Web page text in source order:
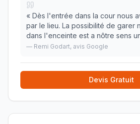
« Dès l'entrée dans la cour nous
par le lieu. La possibilité de garer
dans l'enceinte est a nôtre sens
L'accueil a la réception a été
— Remi Godart, avis Google
Devis Gratuit